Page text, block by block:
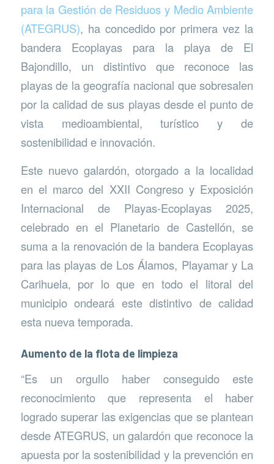
para la Gestión de Residuos y Medio Ambiente
(ATEGRUS), ha concedido por primera vez la
bandera Ecoplayas para la playa de El
Bajondillo, un distintivo que reconoce las
playas de la geografía nacional que sobresalen
por la calidad de sus playas desde el punto de
vista medioambiental, turístico y de
sostenibilidad e innovación.
Este nuevo galardón, otorgado a la localidad
en el marco del XXII Congreso y Exposición
Internacional de Playas-Ecoplayas 2025,
celebrado en el Planetario de Castellón, se
suma a la renovación de la bandera Ecoplayas
para las playas de Los Álamos, Playamar y La
Carihuela, por lo que en todo el litoral del
municipio ondeará este distintivo de calidad
esta nueva temporada.
Aumento de la flota de limpieza
“Es un orgullo haber conseguido este
reconocimiento que representa el haber
logrado superar las exigencias que se plantean
desde ATEGRUS, un galardón que reconoce la
apuesta por la sostenibilidad y la prevención en